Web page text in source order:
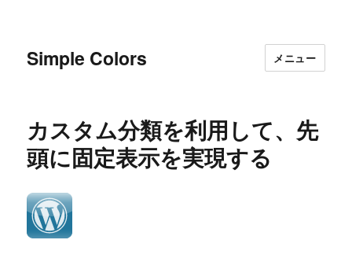
Simple Colors メニュー
カスタム分類を利用して、先
頭に固定表示を実現する